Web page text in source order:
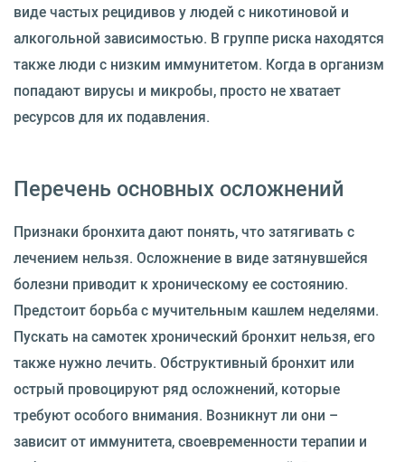
виде частых рецидивов у людей с никотиновой и
алкогольной зависимостью. В группе риска находятся
также люди с низким иммунитетом. Когда в организм
попадают вирусы и микробы, просто не хватает
ресурсов для их подавления.
Перечень основных осложнений
Признаки бронхита дают понять, что затягивать с
лечением нельзя. Осложнение в виде затянувшейся
болезни приводит к хроническому ее состоянию.
Предстоит борьба с мучительным кашлем неделями.
Пускать на самотек хронический бронхит нельзя, его
также нужно лечить. Обструктивный бронхит или
острый провоцируют ряд осложнений, которые
требуют особого внимания. Возникнут ли они –
зависит от иммунитета, своевременности терапии и